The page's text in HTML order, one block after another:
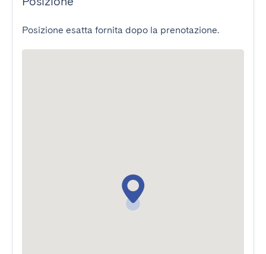
Posizione esatta fornita dopo la prenotazione.